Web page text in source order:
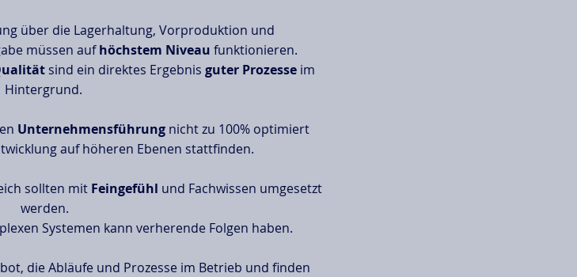
über die Lagerhaltung, Vorproduktion und
müssen aufhöchstem Niveau funktionieren.
sind ein direktes Ergebnis guter Prozesse im
Hintergrund.
Unternehmensführung nicht zu 100% optimiert
auf höheren Ebenen stattfinden.
sollten mit Feingefühl und Fachwissen umgesetzt
werden.
Systemen kann verherende Folgen haben.
die Abläufe und Prozesse im Betrieb und finden